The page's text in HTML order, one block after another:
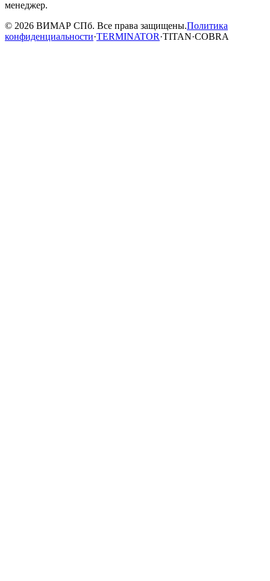
менеджер.
© 2026 ВИМАР СПб. Все права защищены.Политика
конфиденциальности·TERMINATOR·TITAN·COBRA